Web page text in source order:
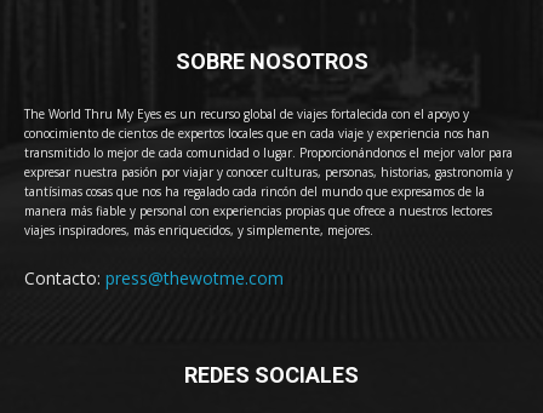
SOBRE NOSOTROS
The World Thru My Eyes es un recurso global de viajes fortalecida con el apoyo y
conocimiento de cientos de expertos locales que en cada viaje y experiencia nos han
transmitido lo mejor de cada comunidad o lugar. Proporcionándonos el mejor valor para
expresar nuestra pasión por viajar y conocer culturas, personas, historias, gastronomía y
tantísimas cosas que nos ha regalado cada rincón del mundo que expresamos de la
manera más fiable y personal con experiencias propias que ofrece a nuestros lectores
viajes inspiradores, más enriquecidos, y simplemente, mejores.
Contacto: press@thewotme.com
REDES SOCIALES